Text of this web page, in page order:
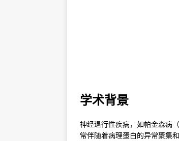
学术背景
神经退行性疾病，如帕金森病
常伴随着病理蛋白的异常聚集